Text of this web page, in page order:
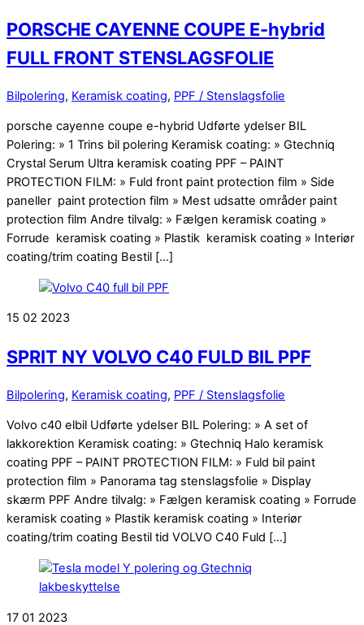
PORSCHE CAYENNE COUPE E-hybrid
FULL FRONT STENSLAGSFOLIE
Bilpolering, Keramisk coating, PPF / Stenslagsfolie
porsche cayenne coupe e-hybrid Udførte ydelser BIL
Polering: » 1 Trins bil polering Keramisk coating: » Gtechniq
Crystal Serum Ultra keramisk coating PPF – PAINT
PROTECTION FILM: » Fuld front paint protection film » Side
paneller paint protection film » Mest udsatte områder paint
protection film Andre tilvalg: » Fælgen keramisk coating »
Forrude keramisk coating » Plastik keramisk coating » Interiør
coating/trim coating Bestil […]
15 02 2023
SPRIT NY VOLVO C40 FULD BIL PPF
Bilpolering, Keramisk coating, PPF / Stenslagsfolie
Volvo c40 elbil Udførte ydelser BIL Polering: » A set of
lakkorektion Keramisk coating: » Gtechniq Halo keramisk
coating PPF – PAINT PROTECTION FILM: » Fuld bil paint
protection film » Panorama tag stenslagsfolie » Display
skærm PPF Andre tilvalg: » Fælgen keramisk coating » Forrude
keramisk coating » Plastik keramisk coating » Interiør
coating/trim coating Bestil tid VOLVO C40 Fuld […]
17 01 2023